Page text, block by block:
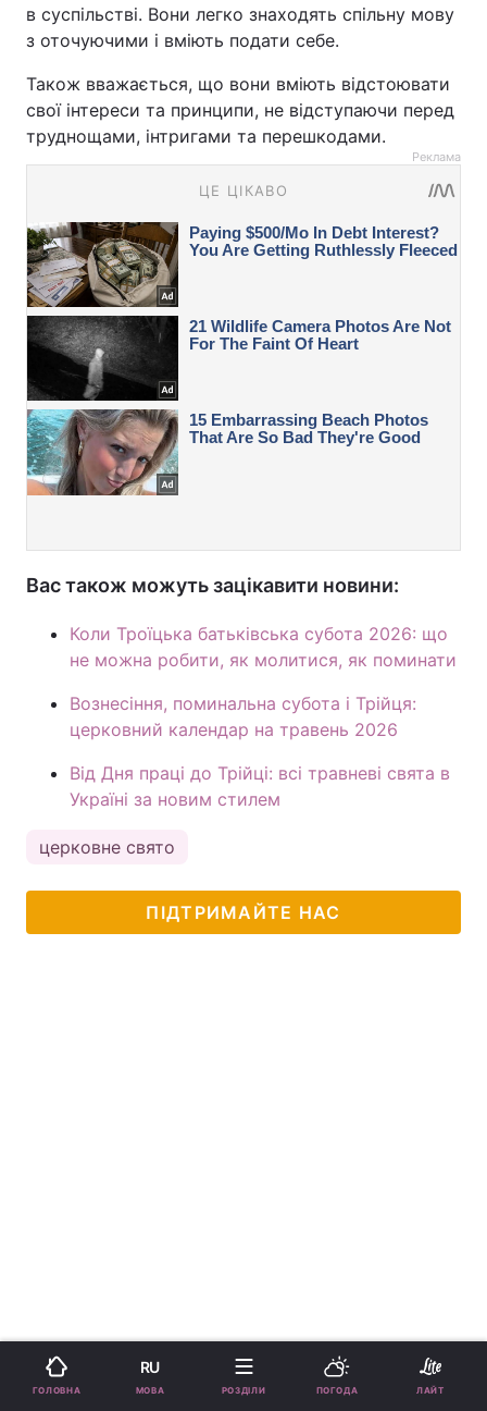
в суспільстві. Вони легко знаходять спільну мову
з оточуючими і вміють подати себе.
Також вважається, що вони вміють відстоювати
свої інтереси та принципи, не відступаючи перед
труднощами, інтригами та перешкодами.
Реклама
Вас також можуть зацікавити новини:
Коли Троїцька батьківська субота 2026: що
не можна робити, як молитися, як поминати
Вознесіння, поминальна субота і Трійця:
церковний календар на травень 2026
Від Дня праці до Трійці: всі травневі свята в
Україні за новим стилем
церковне свято
ПІДТРИМАЙТЕ НАС
ГОЛОВНА
RU
МОВА РОЗДІЛИ ПОГОДА ЛАЙТ